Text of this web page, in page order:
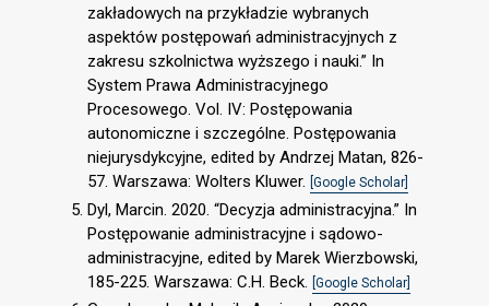
zakładowych na przykładzie wybranych
aspektów postępowań administracyjnych z
zakresu szkolnictwa wyższego i nauki.” In
System Prawa Administracyjnego
Procesowego. Vol. IV: Postępowania
autonomiczne i szczególne. Postępowania
niejurysdykcyjne, edited by Andrzej Matan, 826-
57. Warszawa: Wolters Kluwer. [Google Scholar]
Dyl, Marcin. 2020. “Decyzja administracyjna.” In
Postępowanie administracyjne i sądowo-
administracyjne, edited by Marek Wierzbowski,
185-225. Warszawa: C.H. Beck.
[Google Scholar]